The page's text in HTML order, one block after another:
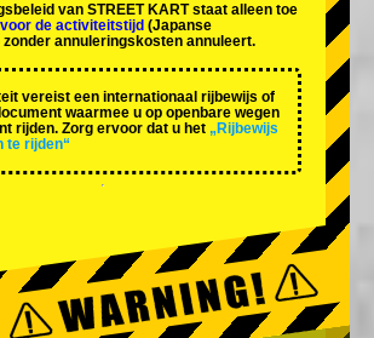
van STREET KART staat alleen toe
de activiteitstijd (Japanse
annuleringskosten annuleert.
vereist een internationaal rijbewijs of
waarmee u op openbare wegen
rijden. Zorg ervoor dat u het „Rijbewijs
te rijden“